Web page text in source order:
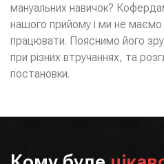
мануальних навичок?
нашого прийому і ми не маємо
працювати. Пояснимо його
при різних втручаннях, та
постановки.